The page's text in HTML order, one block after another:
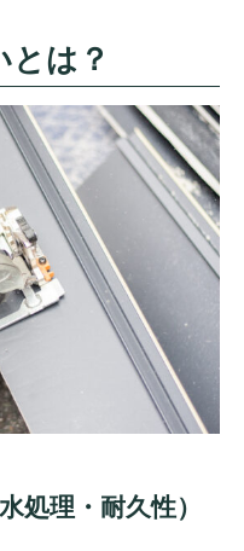
とは？
処理・耐久性）